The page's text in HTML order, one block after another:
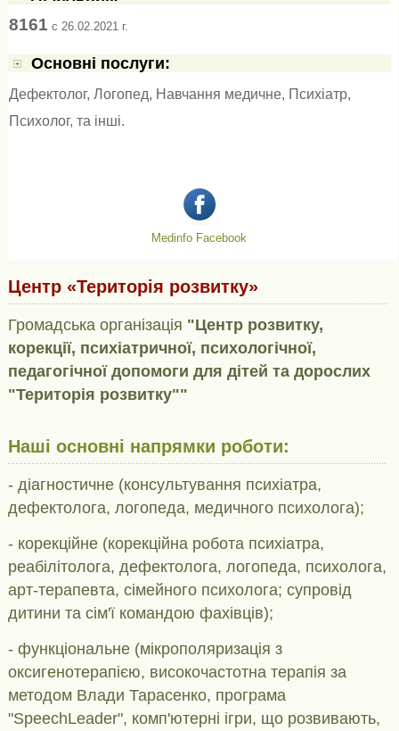
8161 c 26.02.2021 г.
Основні послуги:
Дефектолог, Логопед, Навчання медичне, Психіатр,
Психолог, та інші.
Medinfo Facebook
Центр «Територія розвитку»
Громадська організація "Центр розвитку,
корекції, психіатричної, психологічної,
педагогічної допомоги для дітей та дорослих
"Територія розвитку""
Наші основні напрямки роботи:
- діагностичне (консультування психіатра,
дефектолога, логопеда, медичного психолога);
- корекційне (корекційна робота психіатра,
реабілітолога, дефектолога, логопеда, психолога,
арт-терапевта, сімейного психолога; супровід
дитини та сім'ї командою фахівців);
- функціональне (мікрополяризація з
оксигенотерапією, високочастотна терапія за
методом Влади Тарасенко, програма
"SpeechLeader", комп'ютерні ігри, що розвивають,